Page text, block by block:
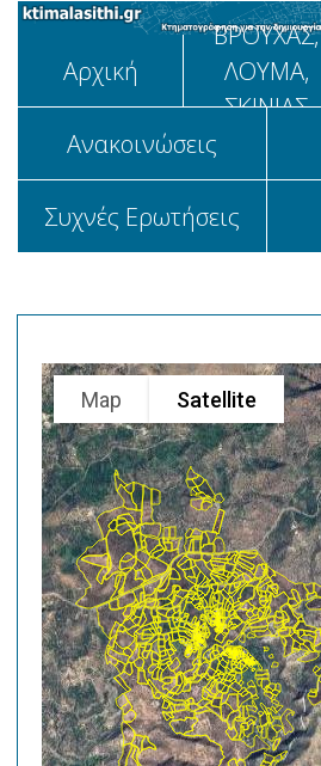
Αρχική
ΒΡΟΥΧΑΣ,
ΛΟΥΜΑ,
ΣΚΙΝΙΑΣ
Aνακοινώσεις
Συχνές Ερωτήσεις
Map Satellite